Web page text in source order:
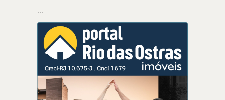
...